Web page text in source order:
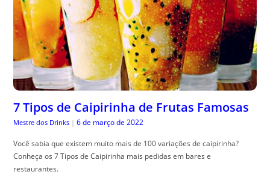
7 Tipos de Caipirinha de Frutas Famosas
Mestre dos Drinks | 6 de março de 2022
Você sabia que existem muito mais de 100 variações de caipirinha?
Conheça os 7 Tipos de Caipirinha mais pedidas em bares e
restaurantes.